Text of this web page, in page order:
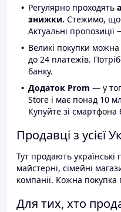
Регулярно проходять
знижки. Стежимо,
Актуальні пропозиції
Великі покупки можна
до 24 платежів.
банку.
Додаток Prom — у
Store і має понад 10
Купуйте зі смартфона
Продавці з усієї
Тут продають
майстерні, сімейні
компанії. Кожна покупка
Для тих, хто